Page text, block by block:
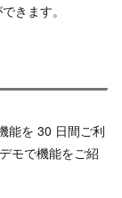
きます。
能を 30 日間ご利
モで機能をご紹